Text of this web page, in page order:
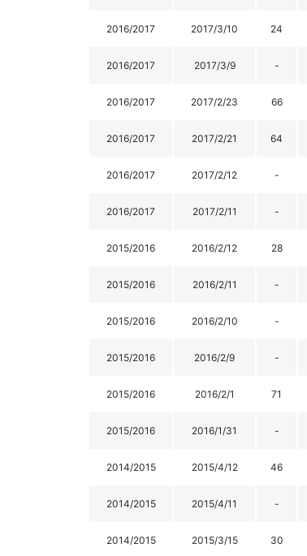
2016/2017 2017/3/10 24
2016/2017 2017/3/9 -
2016/2017 2017/2/23 66
2016/2017 2017/2/21 64
2016/2017 2017/2/12 -
2016/2017 2017/2/11 -
2015/2016 2016/2/12 28
2015/2016 2016/2/11 -
2015/2016 2016/2/10 -
2015/2016 2016/2/9 -
2015/2016 2016/2/1 71
2015/2016 2016/1/31 -
2014/2015 2015/4/12 46
2014/2015 2015/4/11 -
2014/2015 2015/3/15 30